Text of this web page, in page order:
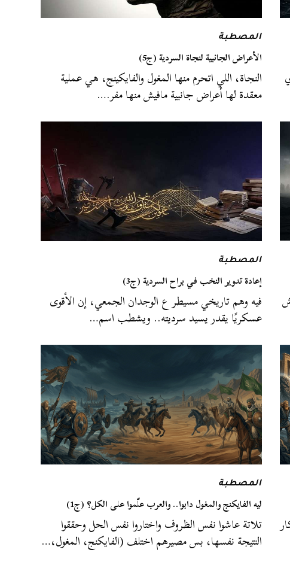
المصطبة
الأعراض الجانبية لنجاة السردية (ج5)
النجاة، اللي اتحرم منها المغول والفايكينج، هي عملية
معقدة لها أعراض جانبية مافيش منها مفر.…
المصطبة
إعادة تدوير النخب في براح السردية (ج3)
فيه وهم تاريخي مسيطر ع الوجدان الجمعي، إن الأقوى
عسكريًا يقدر يسيد سرديته.. ويشطب اسم…
المصطبة
ليه الفايكنج والمغول دابوا.. والعرب علّموا على الكل؟ (ج1)
تلاتة عاشوا نفس الظروف واختاروا نفس الحل وحققوا
النتيجة نفسها، بس مصيرهم اختلف (الفايكنج، المغول،…